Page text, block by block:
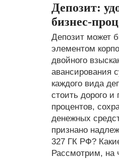
Депозит:
бизнес-
Депозит может
элементом
двойного
авансирования
каждого вида
стоить дорого и
процентов,
денежных
признано
327 ГК РФ?
Рассмотрим, на